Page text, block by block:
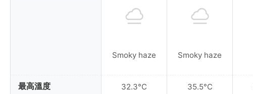
最高溫度
Smoky haze
32.3°C
Smoky haze
35.5°C